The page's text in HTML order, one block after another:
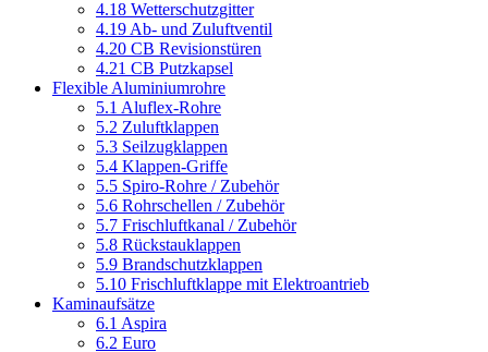
4.18 Wetterschutzgitter
4.19 Ab- und Zuluftventil
4.20 CB Revisionstüren
4.21 CB Putzkapsel
Flexible Aluminiumrohre
5.1 Aluflex-Rohre
5.2 Zuluftklappen
5.3 Seilzugklappen
5.4 Klappen-Griffe
5.5 Spiro-Rohre / Zubehör
5.6 Rohrschellen / Zubehör
5.7 Frischluftkanal / Zubehör
5.8 Rückstauklappen
5.9 Brandschutzklappen
5.10 Frischluftklappe mit Elektroantrieb
Kaminaufsätze
6.1 Aspira
6.2 Euro